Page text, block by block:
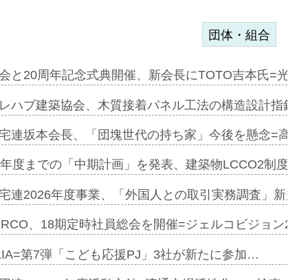
を提案=P…
ンビ…
加=リンナ…
見込む=…
団体・組合
と20周年記念式典開催、新会長にTOTO吉本氏=光
ハブ建築協会、木質接着パネル工法の構造設計指針
連坂本会長、「団塊世代の持ち家」今後を懸念=高
度までの「中期計画」を発表、建築物LCCO2制度
連2026年度事業、「外国人との取引実務調査」新規
、18期定時社員総会を開催=ジェルコビジョン
第7弾「こども応援PJ」3社が新たに参加…